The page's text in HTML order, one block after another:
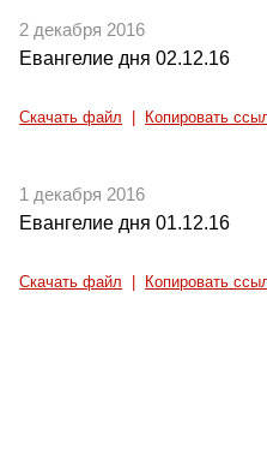
2 декабря 2016
Евангелие дня 02.12.16
Скачать файл Копировать
1 декабря 2016
Евангелие дня 01.12.16
Скачать файл Копировать